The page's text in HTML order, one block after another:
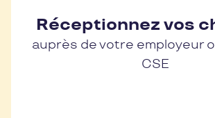
Réceptionnez vos
auprès de votre employeur
CSE